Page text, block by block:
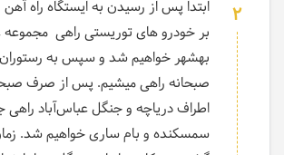
2
ابتدا پس از رسیدن به ایستگاه راه
بر خودرو های توریستی راهی مجموعه
بهشهر خواهیم شد و سپس به
صبحانه راهی میشیم. پس از صرف
اطراف دریاچه و جنگل عباس‌آباد راهی
سمسکنده و بام ساری خواهیم شد.